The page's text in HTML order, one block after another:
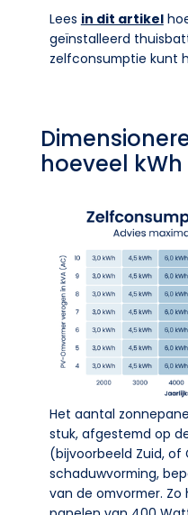
Lees in dit artikel
geïnstalleerd
zelfconsumptie kunt
hoeveel
Het aantal
stuk, afgestemd op
(bijvoorbeeld Zuid,
schaduwvorming,
van de omvormer. Zo